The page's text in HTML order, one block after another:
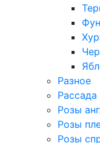
Разное
Розы
Розы
Розы